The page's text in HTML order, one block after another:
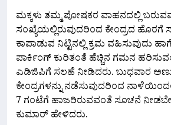
ಮಕ್ಕಳು ತಮ್ಮ ಪೋಷಕರ ವಾಹನದಲ್ಲಿ
ಸಂಖ್ಯೆಯಲ್ಲಿರುವುದರಿಂದ ಕೇಂದ್ರದ
ಕಾಪಾಡುವ ನಿಟ್ಟಿನಲ್ಲಿ ಕ್ರಮ ವಹಿಸುವುದು
ಪಾರ್ಕಿಂಗ್ ಕುರಿತಂತೆ ಹೆಚ್ಚಿನ ಗಮನ
ಎಡಿಜಿಪಿಗೆ ಸಲಹೆ ನೀಡಿದರು. ಬುಧವಾರ
ಕೇಂದ್ರಗಳನ್ನು ನಡೆಸುವುದರಿಂದ
7 ಗಂಟೆಗೆ ಹಾಜರಿರುವವಂತೆ ಸೂಚನೆ
ಕುಮಾರ್ ಹೇಳಿದರು.